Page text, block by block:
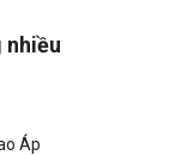
nhiều
Áp